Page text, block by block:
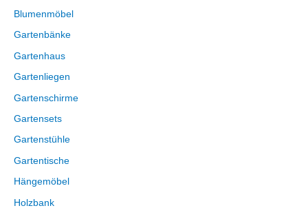
Blumenmöbel
Gartenbänke
Gartenhaus
Gartenliegen
Gartenschirme
Gartensets
Gartenstühle
Gartentische
Hängemöbel
Holzbank